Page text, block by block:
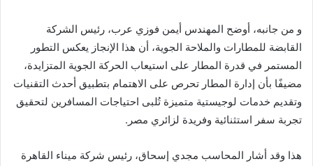
و من جانبه، أوضح المهندس أيمن فوزي عرب، رئيس الشركة
القابضة للمطارات والملاحة الجوية، أن هذا الإنجاز يعكس التطور
المستمر في قدرة المطار على استيعاب الحركة الجوية المتزايدة،
مضيفًا بأن إدارة المطار تحرص على الاهتمام بتطبيق أحدث التقنيات
وتقديم خدمات لوجيستية متميزة تُلبى احتياجات المسافرين لتحقيق
تجربة سفر استثنائية وفريدة لزائري مصر.
هذا وقد أشار المحاسب مجدي إسحاق، رئيس شركة ميناء القاهرة